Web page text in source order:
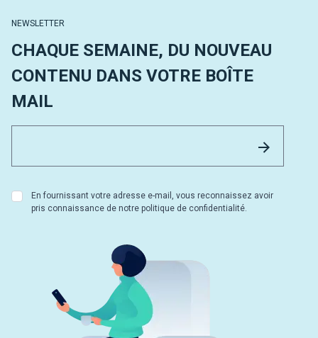
NEWSLETTER
CHAQUE SEMAINE, DU NOUVEAU
CONTENU DANS VOTRE BOÎTE
MAIL
En fournissant votre adresse e-mail, vous reconnaissez avoir
pris connaissance de notre politique de confidentialité.